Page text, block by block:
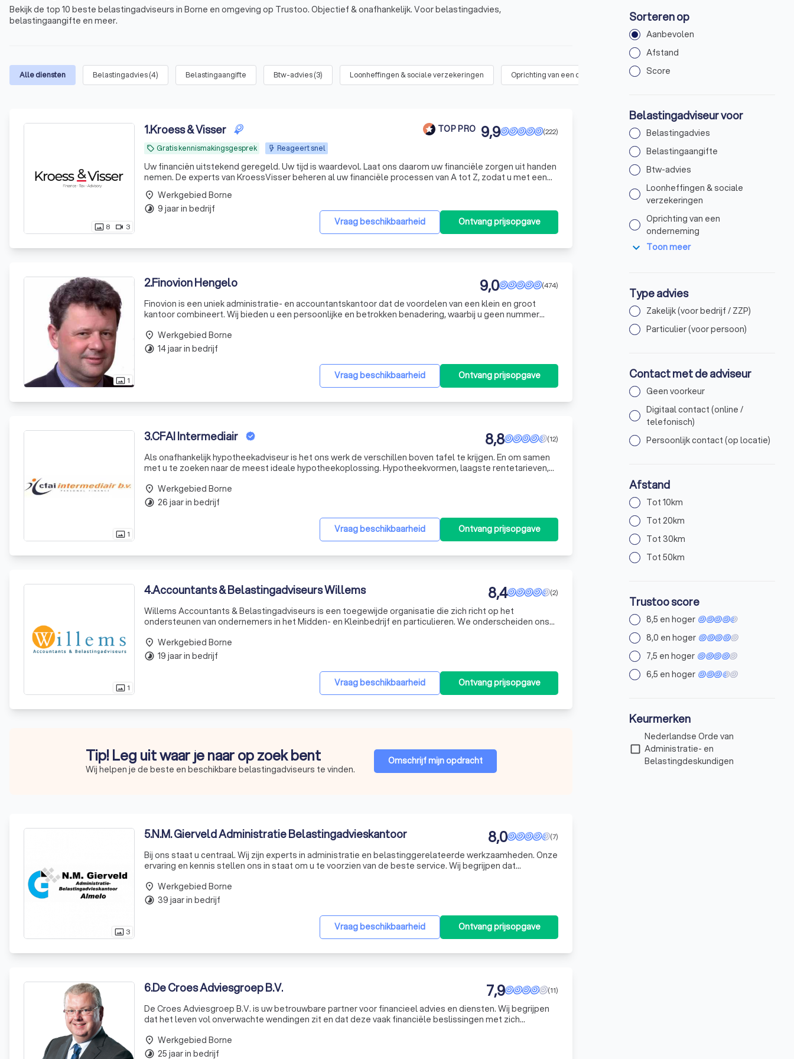
Bekijk de top 10 beste belastingadviseurs in Borne en omgeving op Trustoo. Objectief & onafhankelijk. Voor belastingadvies,
belastingaangifte en meer.
Alle diensten Belastingadvies(4) Belastingaangifte Btw-advies(3) Loonheffingen & sociale verzekeringen Oprichting van een onderneming Jaarrekening opstellen
photo_size_select_actual 8 videocam 3
1.Kroess & Visser TOP PRO
local_offer Gratis kennismakingsgesprek Reageert snel
(222)
9,9
Uw financiën uitstekend geregeld. Uw tijd is waardevol. Laat ons daarom uw financiële zorgen uit handen
nemen. De experts van KroessVisser beheren al uw financiële processen van A tot Z, zodat u met een
Vraag beschikbaarheid Ontvang prijsopgave
place Werkgebied Borne
timelapse 9 jaar in bedrijf
photo_size_select_actual 1
2.Finovion Hengelo (474)
9,0
Finovion is een uniek administratie- en accountantskantoor dat de voordelen van een klein en groot
kantoor combineert. Wij bieden u een persoonlijke en betrokken benadering, waarbij u geen nummer
garande
Vraag beschikbaarheid Ontvang prijsopgave
place Werkgebied Borne
timelapse 14 jaar in bedrijf
photo_size_select_actual 1
3.CFAI Intermediair (12)
8,8
Als onafhankelijk hypotheekadviseur is het ons werk de verschillen boven tafel te krijgen. En om samen
met u te zoeken naar de meest ideale hypotheekoplossing. Hypotheekvormen, laagste rentetarieven,
Vraag beschikbaarheid Ontvang prijsopgave
place Werkgebied Borne
timelapse 26 jaar in bedrijf
photo_size_select_actual 1
4.Accountants & Belastingadviseurs Willems (2)
8,4
Willems Accountants & Belastingadviseurs is een toegewijde organisatie die zich richt op het
ondersteunen van ondernemers in het Midden- en Kleinbedrijf en particulieren. We onderscheiden ons
dienst kun
Vraag beschikbaarheid Ontvang prijsopgave
place Werkgebied Borne
timelapse 19 jaar in bedrijf
Tip! Leg uit waar je naar op zoek bent
Wij helpen je de beste en beschikbare belastingadviseurs te vinden.
Omschrijf mijn opdracht
photo_size_select_actual 3
5.N.M. Gierveld Administratie Belastingadvieskantoor (7)
8,0
Bij ons staat u centraal. Wij zijn experts in administratie en belastinggerelateerde werkzaamheden. Onze
ervaring en kennis stellen ons in staat om u te voorzien van de beste service. Wij begrijpen dat
Vraag beschikbaarheid Ontvang prijsopgave
place Werkgebied Borne
timelapse 39 jaar in bedrijf
6.De Croes Adviesgroep B.V. (11)
7,9
De Croes Adviesgroep B.V. is uw betrouwbare partner voor financieel advies en diensten. Wij begrijpen
dat het leven vol onverwachte wendingen zit en dat deze vaak financiële beslissingen met zich
ont
place Werkgebied Borne
timelapse 25 jaar in bedrijf
Sorteren op
Aanbevolen
Afstand
Score
Belastingadviseur voor
Belastingadvies
Belastingaangifte
Btw-advies
Loonheffingen & sociale
verzekeringen
Oprichting van een
onderneming
expand_more Toon meer
Type advies
Zakelijk (voor bedrijf / ZZP)
Particulier (voor persoon)
Contact met de adviseur
Geen voorkeur
Digitaal contact (online /
telefonisch)
Persoonlijk contact (op locatie)
Afstand
Tot 10km
Tot 20km
Tot 30km
Tot 50km
Trustoo score
8,5 en hoger
8,0 en hoger
7,5 en hoger
6,5 en hoger
Keurmerken
check_box_outline_blank
Nederlandse Orde van
Administratie- en
Belastingdeskundigen